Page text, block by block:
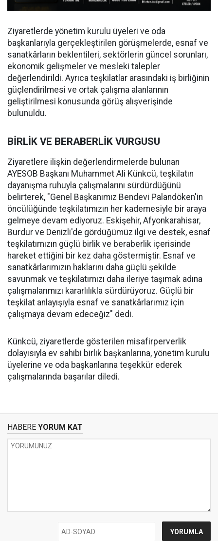
Ziyaretlerde yönetim kurulu üyeleri ve oda
başkanlarıyla gerçekleştirilen görüşmelerde, esnaf ve
sanatkârların beklentileri, sektörlerin güncel sorunları,
ekonomik gelişmeler ve mesleki talepler
değerlendirildi. Ayrıca teşkilatlar arasındaki iş birliğinin
güçlendirilmesi ve ortak çalışma alanlarının
geliştirilmesi konusunda görüş alışverişinde
bulunuldu.
BİRLİK VE BERABERLİK VURGUSU
Ziyaretlere ilişkin değerlendirmelerde bulunan
AYESOB Başkanı Muhammet Ali Künkcü, teşkilatın
dayanışma ruhuyla çalışmalarını sürdürdüğünü
belirterek, "Genel Başkanımız Bendevi Palandöken'in
öncülüğünde teşkilatımızın her kademesiyle bir araya
gelmeye devam ediyoruz. Eskişehir, Afyonkarahisar,
Burdur ve Denizli'de gördüğümüz ilgi ve destek, esnaf
teşkilatımızın güçlü birlik ve beraberlik içerisinde
hareket ettiğini bir kez daha göstermiştir. Esnaf ve
sanatkârlarımızın haklarını daha güçlü şekilde
savunmak ve teşkilatımızı daha ileriye taşımak adına
çalışmalarımızı kararlılıkla sürdürüyoruz. Güçlü bir
teşkilat anlayışıyla esnaf ve sanatkârlarımız için
çalışmaya devam edeceğiz" dedi.
Künkcü, ziyaretlerde gösterilen misafirperverlik
dolayısıyla ev sahibi birlik başkanlarına, yönetim kurulu
üyelerine ve oda başkanlarına teşekkür ederek
çalışmalarında başarılar diledi.
HABERE YORUM KAT